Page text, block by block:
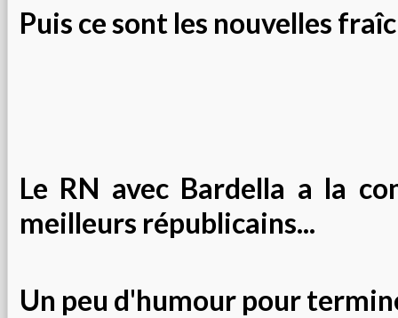
Puis ce sont les nouvelles
Le RN avec Bardella a la
meilleurs républicains...
Un peu d'humour pour